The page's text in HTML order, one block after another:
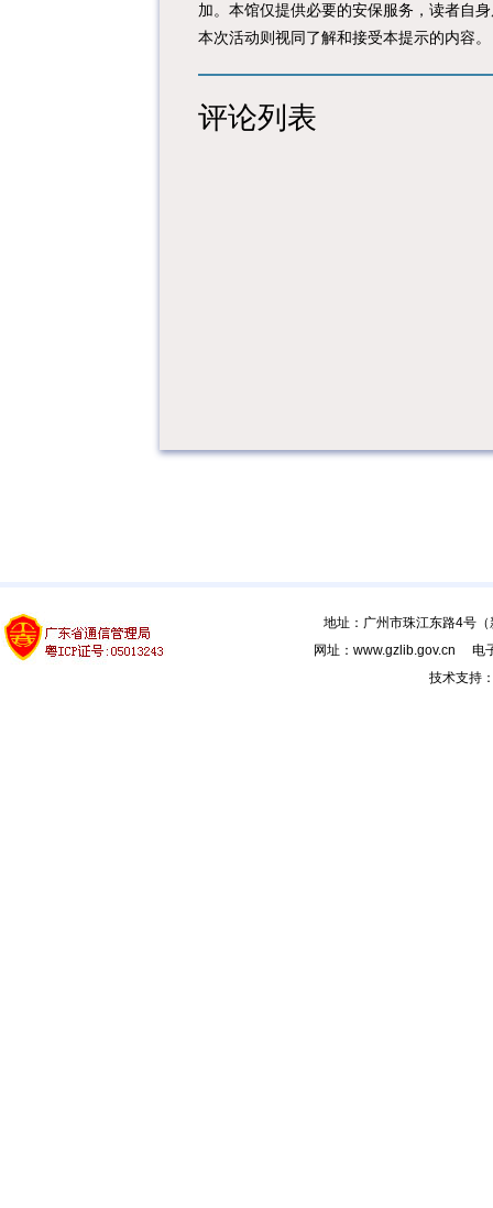
加。本馆仅提供必要的安保服务，读者自
本次活动则视同了解和接受本提示的内容。
评论列表
地址：广州市珠江东路4
网址：www.gzlib.gov.cn 电
技术支持